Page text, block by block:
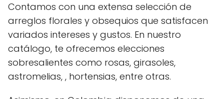
Contamos con una extensa selección de
arreglos florales y obsequios que satisfacen
variados intereses y gustos. En nuestro
catálogo, te ofrecemos elecciones
sobresalientes como rosas, girasoles,
astromelias, , hortensias, entre otras.